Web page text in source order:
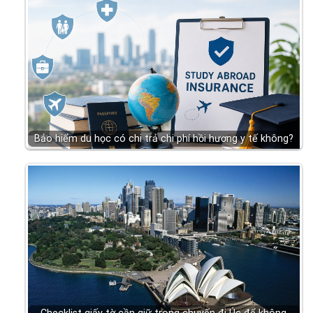
Bảo hiểm du học có chi trả chi phí hồi hương y tế không?